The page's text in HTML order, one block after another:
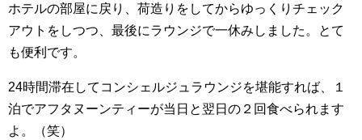
ホテルの部屋に戻り、荷造りをしてからゆっくりチェック
アウトをしつつ、最後にラウンジで一休みしました。とて
も便利です。
24時間滞在してコンシェルジュラウンジを堪能すれば、１
泊でアフタヌーンティーが当日と翌日の２回食べられます
よ。（笑）